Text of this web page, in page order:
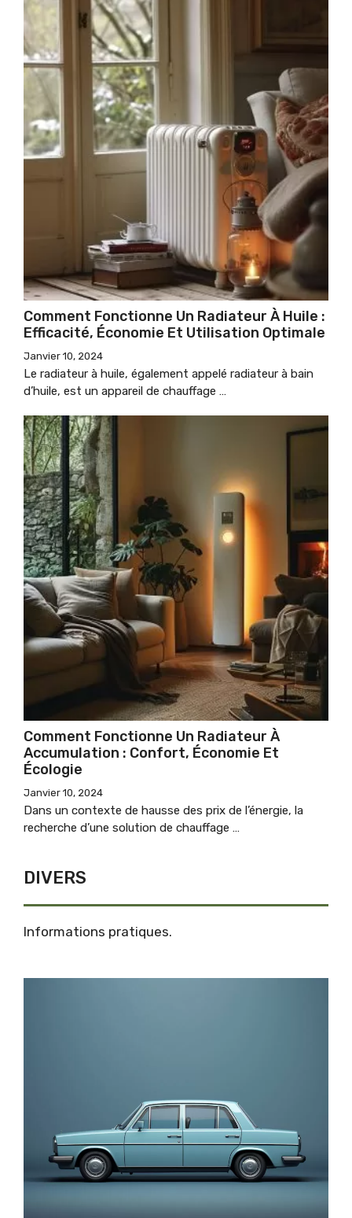
Comment Fonctionne Un Radiateur À Huile :
Efficacité, Économie Et Utilisation Optimale
Janvier 10, 2024
Le radiateur à huile, également appelé radiateur à bain
d’huile, est un appareil de chauffage …
Comment Fonctionne Un Radiateur À
Accumulation : Confort, Économie Et
Écologie
Janvier 10, 2024
Dans un contexte de hausse des prix de l’énergie, la
recherche d’une solution de chauffage …
DIVERS
Informations pratiques.